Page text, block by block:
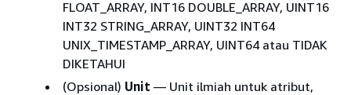
FLOAT_ARRAY, INT16 DOUBLE_ARRAY, UINT16
INT32 STRING_ARRAY, UINT32 INT64
UNIX_TIMESTAMP_ARRAY, UINT64 atau TIDAK
DIKETAHUI
(Opsional) Unit — Unit ilmiah untuk atribut,